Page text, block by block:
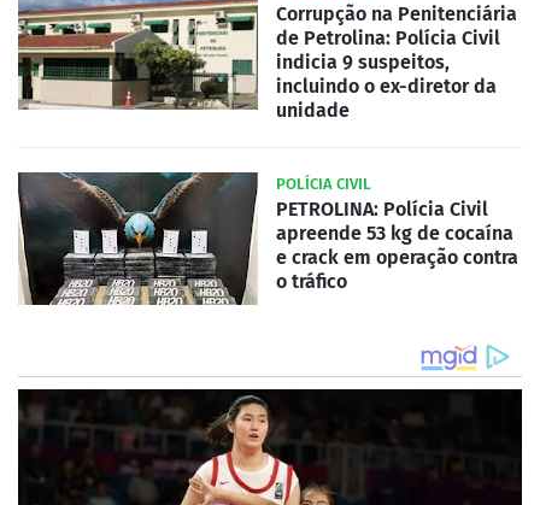
Corrupção na Penitenciária
de Petrolina: Polícia Civil
indicia 9 suspeitos,
incluindo o ex-diretor da
unidade
POLÍCIA CIVIL
PETROLINA: Polícia Civil
apreende 53 kg de cocaína
e crack em operação contra
o tráfico